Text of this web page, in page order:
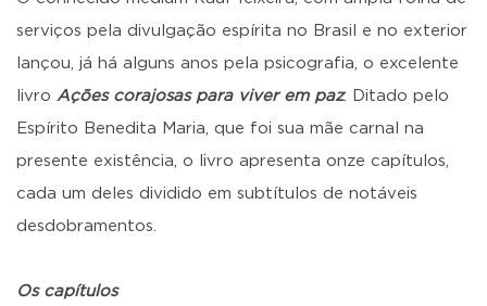
serviços pela divulgação espírita no Brasil e no exterior
lançou, já há alguns anos pela psicografia, o excelente
livro Ações corajosas para viver em paz. Ditado pelo
Espírito Benedita Maria, que foi sua mãe carnal na
presente existência, o livro apresenta onze capítulos,
cada um deles dividido em subtítulos de notáveis
desdobramentos.
Os capítulos